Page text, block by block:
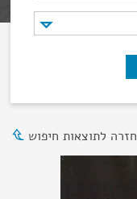
חזרה לתוצאות חיפוש